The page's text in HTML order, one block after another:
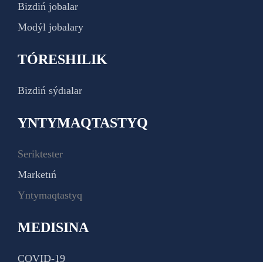
Bizdiń jobalar
Modýl jobalary
TÓRESHILIK
Bizdiń sýdıalar
YNTYMAQTASTYQ
Seriktester
Marketıń
Yntymaqtastyq
MEDISINA
COVID-19